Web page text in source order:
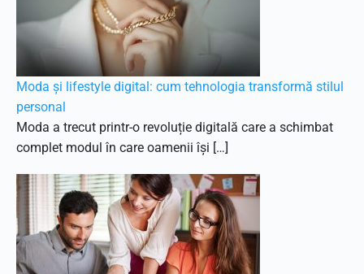
Moda și lifestyle digital: cum tehnologia transformă stilul
personal
Moda a trecut printr-o revoluție digitală care a schimbat
complet modul în care oamenii își […]